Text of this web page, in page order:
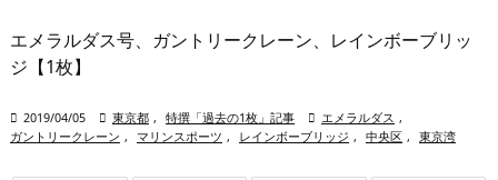
エメラルダス号、ガントリークレーン、レインボーブリッ
ジ【1枚】
 2019/04/05  東京都 , 特撰「過去の1枚」記事  エメラルダス ,
ガントリークレーン , マリンスポーツ , レインボーブリッジ , 中央区 , 東京湾